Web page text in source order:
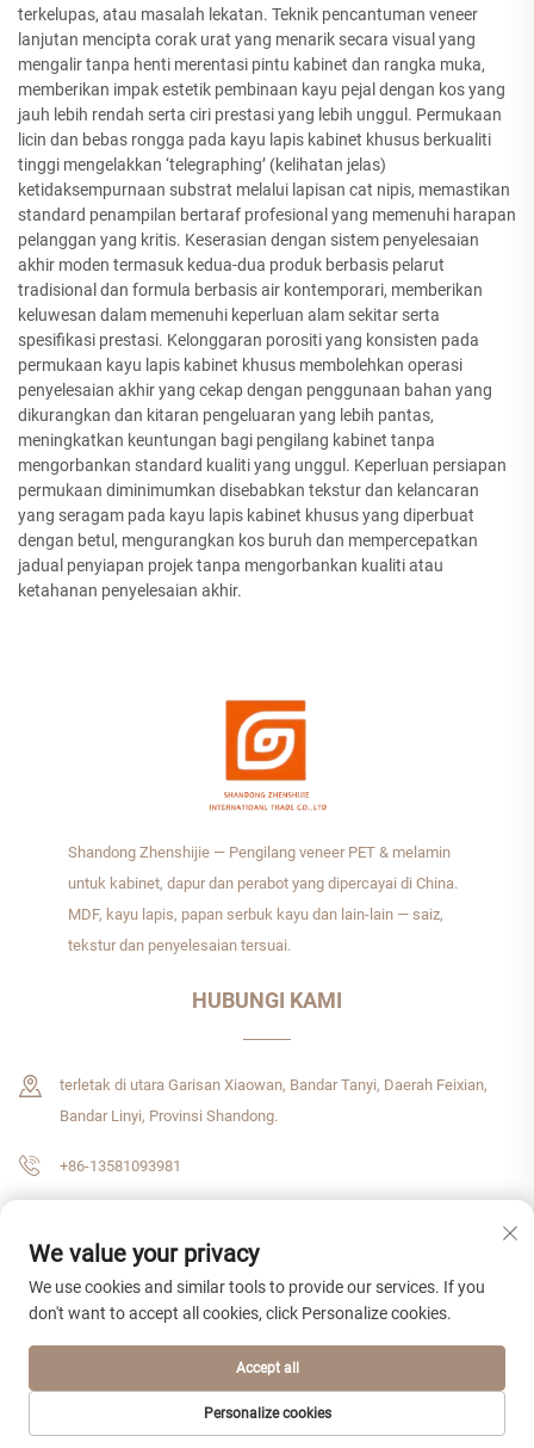
terkelupas, atau masalah lekatan. Teknik pencantuman veneer
lanjutan mencipta corak urat yang menarik secara visual yang
mengalir tanpa henti merentasi pintu kabinet dan rangka muka,
memberikan impak estetik pembinaan kayu pejal dengan kos yang
jauh lebih rendah serta ciri prestasi yang lebih unggul. Permukaan
licin dan bebas rongga pada kayu lapis kabinet khusus berkualiti
tinggi mengelakkan ‘telegraphing’ (kelihatan jelas)
ketidaksempurnaan substrat melalui lapisan cat nipis, memastikan
standard penampilan bertaraf profesional yang memenuhi harapan
pelanggan yang kritis. Keserasian dengan sistem penyelesaian
akhir moden termasuk kedua-dua produk berbasis pelarut
tradisional dan formula berbasis air kontemporari, memberikan
keluwesan dalam memenuhi keperluan alam sekitar serta
spesifikasi prestasi. Kelonggaran porositi yang konsisten pada
permukaan kayu lapis kabinet khusus membolehkan operasi
penyelesaian akhir yang cekap dengan penggunaan bahan yang
dikurangkan dan kitaran pengeluaran yang lebih pantas,
meningkatkan keuntungan bagi pengilang kabinet tanpa
mengorbankan standard kualiti yang unggul. Keperluan persiapan
permukaan diminimumkan disebabkan tekstur dan kelancaran
yang seragam pada kayu lapis kabinet khusus yang diperbuat
dengan betul, mengurangkan kos buruh dan mempercepatkan
jadual penyiapan projek tanpa mengorbankan kualiti atau
ketahanan penyelesaian akhir.
Shandong Zhenshijie — Pengilang veneer PET & melamin
untuk kabinet, dapur dan perabot yang dipercayai di China.
MDF, kayu lapis, papan serbuk kayu dan lain-lain — saiz,
tekstur dan penyelesaian tersuai.
HUBUNGI KAMI
terletak di utara Garisan Xiaowan, Bandar Tanyi, Daerah Feixian,
Bandar Linyi, Provinsi Shandong.
+86-13581093981
Hak Cipta © 2026 Shandong Zhenshijie International Trade CO., LTD. Hak cipta
terpelihara. Dasar Privasi
We value your privacy
We use cookies and similar tools to provide our services. If you
don't want to accept all cookies, click Personalize cookies.
Personalize cookies
Accept all